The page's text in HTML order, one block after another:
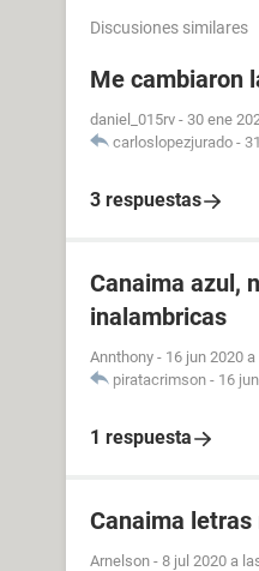
Discusiones similares
Me cambiaron
daniel_015rv - 30 ene
carloslopezjurado -
3 respuestas
Canaima azul,
inalambricas
Annthony - 16 jun 2020
piratacrimson - 16
1 respuesta
Canaima letras
Arnelson - 8 jul 2020 a